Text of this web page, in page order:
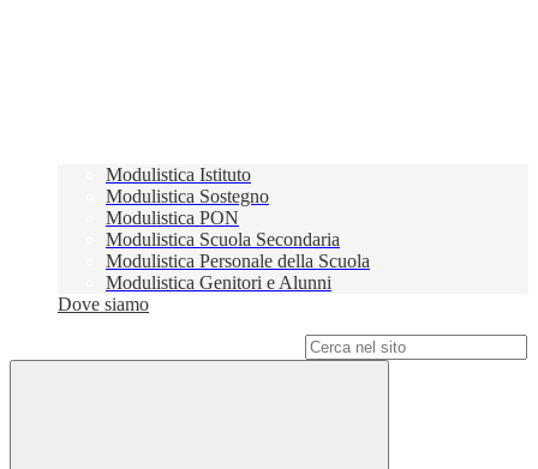
Modulistica Istituto
Modulistica Sostegno
Modulistica PON
Modulistica Scuola Secondaria
Modulistica Personale della Scuola
Modulistica Genitori e Alunni
Dove siamo